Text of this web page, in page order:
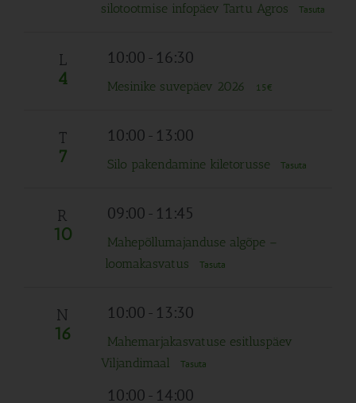
silotootmise infopäev Tartu Agros
Tasuta
L
4
10:00- 16:30
Mesinike suvepäev 2026 15€
T
7
10:00- 13:00
Silo pakendamine kiletorusse Tasuta
R
10
09:00- 11:45
Mahepõllumajanduse algõpe –
loomakasvatus
Tasuta
N
16
10:00- 13:30
Mahemarjakasvatuse esitluspäev
Viljandimaal
Tasuta
10:00- 14:00